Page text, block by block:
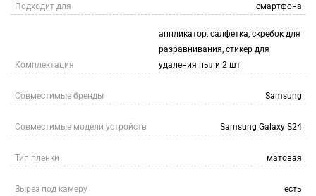
Подходит для смартфона
Комплектация
аппликатор, салфетка, скребок для
разравнивания, стикер для
удаления пыли 2 шт
Совместимые бренды Samsung
Совместимые модели устройств Samsung Galaxy S24
Тип пленки матовая
Вырез под камеру есть